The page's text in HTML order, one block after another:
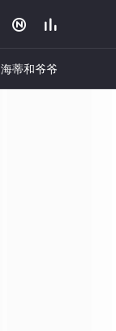
 
海蒂和爷爷